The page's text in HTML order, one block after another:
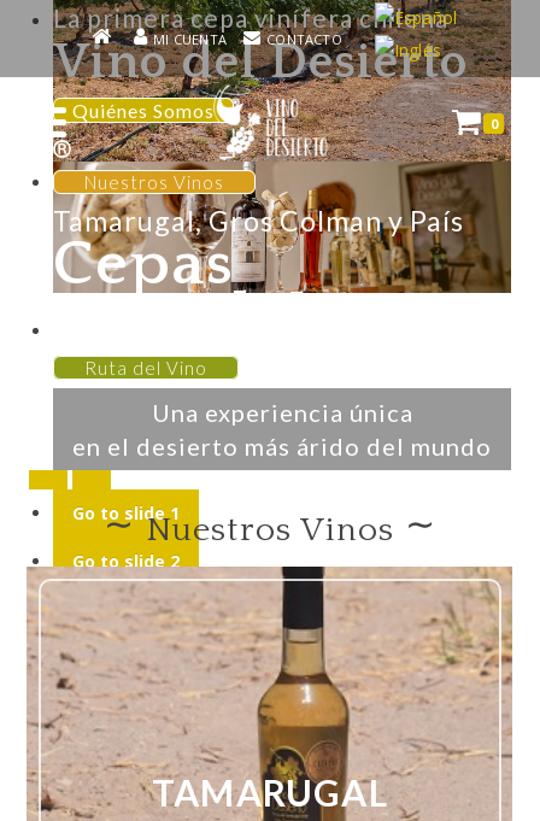
MI CUENTA CONTACTO
0
La primera cepa vinífera chilena
Vino del Desierto
Quiénes Somos
Nuestros Vinos
Tamarugal, Gros Colman y País
Cepas
Ruta del Vino
Una experiencia única
en el desierto más árido del mundo
Go to slide 1
Go to slide 2
Go to slide 3
∼Nuestros Vinos ∼
TAMARUGAL